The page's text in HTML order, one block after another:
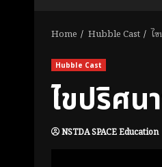
Home Hubble Cast ไ
Hubble Cast
ไขปริศน
NSTDA SPACE Education